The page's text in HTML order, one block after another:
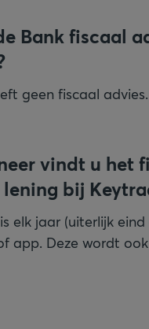
Bank fiscaal
geen fiscaal
vindt u het
bij
elk jaar (uiterlijk
app. Deze wordt